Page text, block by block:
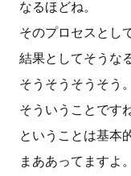
なるほどね。
そのプロセスとし
結果としてそうな
そうそうそうそう。
そういうことですね
ということは基本
まああってますよ。